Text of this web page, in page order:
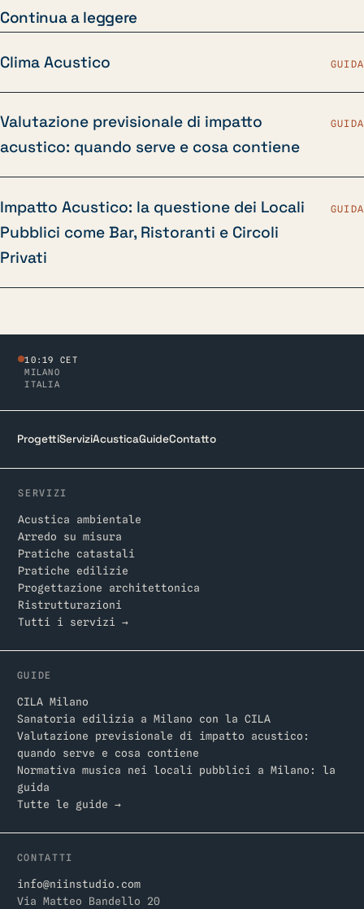
Continua a leggere
Clima Acustico GUIDA
Valutazione previsionale di impatto
acustico: quando serve e cosa contiene
GUIDA
Impatto Acustico: la questione dei Locali
Pubblici come Bar, Ristoranti e Circoli
Privati
GUIDA
10:19 CET
MILANO
ITALIA
ProgettiServiziAcusticaGuideContatto
SERVIZI
Acustica ambientale
Arredo su misura
Pratiche catastali
Pratiche edilizie
Progettazione architettonica
Ristrutturazioni
Tutti i servizi →
GUIDE
CILA Milano
Sanatoria edilizia a Milano con la CILA
Valutazione previsionale di impatto acustico:
quando serve e cosa contiene
Normativa musica nei locali pubblici a Milano: la
guida
Tutte le guide →
CONTATTI
info@niinstudio.com
Via Matteo Bandello 20